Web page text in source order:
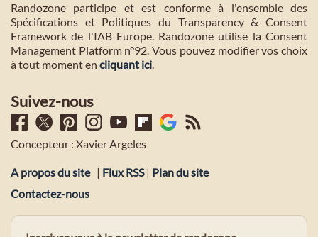
Randozone participe et est conforme à l'ensemble des
Spécifications et Politiques du Transparency & Consent
Framework de l'IAB Europe. Randozone utilise la Consent
Management Platform n°92. Vous pouvez modifier vos choix
à tout moment en cliquant ici.
Suivez-nous
Concepteur : Xavier Argeles
A propos du site | Flux RSS| Plan du site
Contactez-nous